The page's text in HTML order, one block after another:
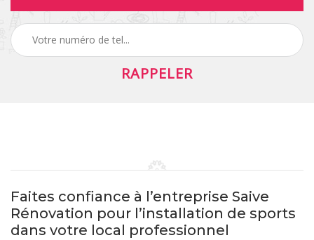
Faites confiance à l’entreprise Saive
Rénovation pour l’installation de sports
dans votre local professionnel